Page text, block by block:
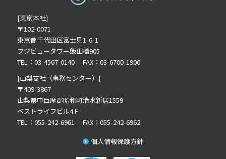
2025年9月の記事一覧(1)
2025年8月の記事一覧(2)
2025年7月の記事一覧(3)
2025年6月の記事一覧(3)
2025年4月の記事一覧(1)
2025年3月の記事一覧(1)
2025年2月の記事一覧(1)
2024年12月の記事一覧(1)
2024年10月の記事一覧(2)
2024年8月の記事一覧(1)
[東京本社]
〒102-0071
東京都千代田区富士見1-6-1
フジビュータワー飯田橋905
TEL：03-4567-0140 FAX：03-6700-1900
[山梨支社（事務センター）]
〒409-3867
山梨県中巨摩郡昭和町清水新居1559
ベストライフビル4Ｆ
TEL：055-242-6961 FAX：055-242-6962
個人情報保護方針